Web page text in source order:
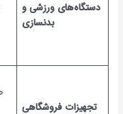
دستگاه‌های ورزشی و
بدنسازی
تجهیزات فروشگاهی